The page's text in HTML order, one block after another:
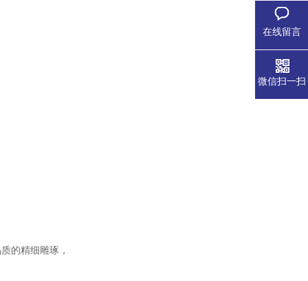
的精细雕琢，
在线留言
微信扫一扫